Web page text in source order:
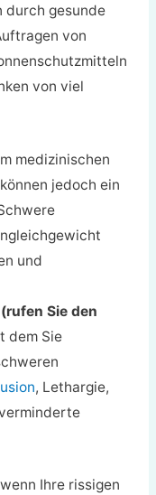
durch gesunde
von
von viel
medizinischen
jedoch ein
und
Sie den
dem Sie
, Lethargie,
Ihre rissigen